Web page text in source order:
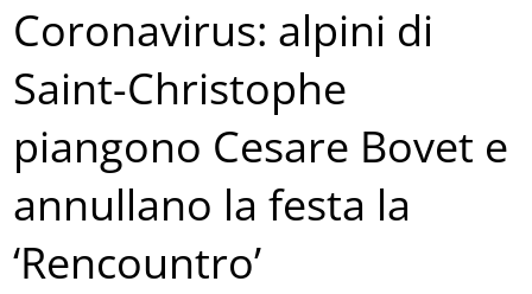
Coronavirus: alpini di
Saint-Christophe
piangono Cesare Bovet e
annullano la festa la
‘Rencountro’